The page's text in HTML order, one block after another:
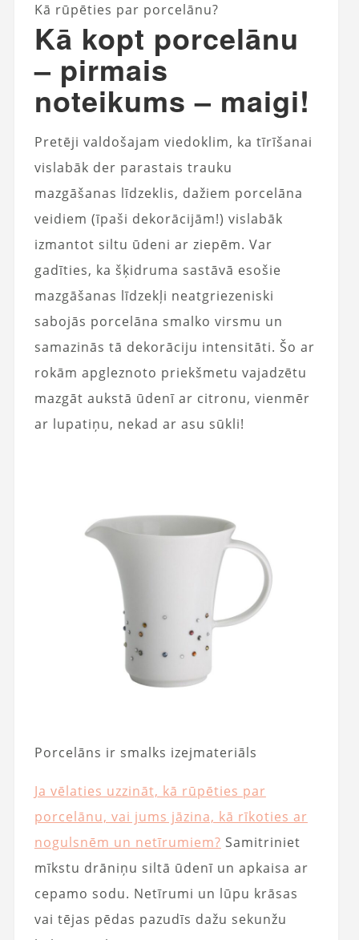
Kā rūpēties par porcelānu?
Kā kopt porcelānu
– pirmais
noteikums – maigi!
Pretēji valdošajam viedoklim, ka tīrīšanai
vislabāk der parastais trauku
mazgāšanas līdzeklis, dažiem porcelāna
veidiem (īpaši dekorācijām!) vislabāk
izmantot siltu ūdeni ar ziepēm. Var
gadīties, ka šķidruma sastāvā esošie
mazgāšanas līdzekļi neatgriezeniski
sabojās porcelāna smalko virsmu un
samazinās tā dekorāciju intensitāti. Šo ar
rokām apgleznoto priekšmetu vajadzētu
mazgāt aukstā ūdenī ar citronu, vienmēr
ar lupatiņu, nekad ar asu sūkli!
Porcelāns ir smalks izejmateriāls
Ja vēlaties uzzināt, kā rūpēties par
porcelānu, vai jums jāzina, kā rīkoties ar
nogulsnēm un netīrumiem? Samitriniet
mīkstu drāniņu siltā ūdenī un apkaisa ar
cepamo sodu. Netīrumi un lūpu krāsas
vai tējas pēdas pazudīs dažu sekunžu